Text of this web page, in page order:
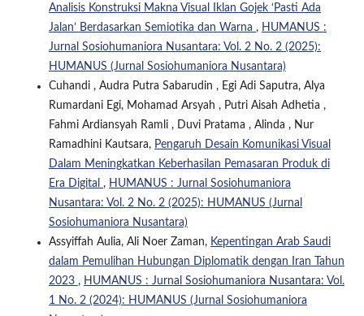
Analisis Konstruksi Makna Visual Iklan Gojek ‘Pasti Ada
Jalan’ Berdasarkan Semiotika dan Warna , HUMANUS :
Jurnal Sosiohumaniora Nusantara: Vol. 2 No. 2 (2025):
HUMANUS (Jurnal Sosiohumaniora Nusantara)
Cuhandi , Audra Putra Sabarudin , Egi Adi Saputra, Alya
Rumardani Egi, Mohamad Arsyah , Putri Aisah Adhetia ,
Fahmi Ardiansyah Ramli , Duvi Pratama , Alinda , Nur
Ramadhini Kautsara, Pengaruh Desain Komunikasi Visual
Dalam Meningkatkan Keberhasilan Pemasaran Produk di
Era Digital , HUMANUS : Jurnal Sosiohumaniora
Nusantara: Vol. 2 No. 2 (2025): HUMANUS (Jurnal
Sosiohumaniora Nusantara)
Assyiffah Aulia, Ali Noer Zaman, Kepentingan Arab Saudi
dalam Pemulihan Hubungan Diplomatik dengan Iran Tahun
2023 , HUMANUS : Jurnal Sosiohumaniora Nusantara: Vol.
1 No. 2 (2024): HUMANUS (Jurnal Sosiohumaniora